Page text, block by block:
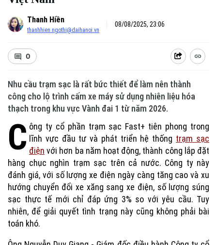
Thanh Hiền
thanhhien.ngothi@daihanoi.vn
08/08/2025, 23:06
0
Nhu cầu trạm sạc là rất bức thiết để làm nên thành
công cho lộ trình cấm xe máy sử dụng nhiên liệu hóa
thạch trong khu vực Vành đai 1 từ năm 2026.
C ông ty cổ phần trạm sạc Fast+ tiên phong trong
lĩnh vực đầu tư và phát triển hệ thống trạm sạc
điện với hơn ba năm hoạt động, thành công lắp đặt
hàng chục nghìn trạm sạc trên cả nước. Công ty này
đánh giá, với số lượng xe điện ngày càng tăng cao và xu
hướng chuyển đổi xe xăng sang xe điện, số lượng súng
sạc thực tế mới chỉ đáp ứng 3% so với yêu cầu. Tuy
nhiên, để giải quyết tình trạng này cũng không phải bài
toán khó.